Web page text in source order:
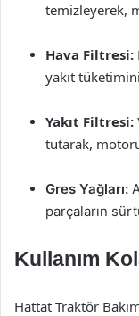
temizleyerek,
Hava Filtresi:
yakıt
Yakıt Filtresi:
tutarak,
Gres Yağları:
parçaların
Kullanım
Hattat Traktör